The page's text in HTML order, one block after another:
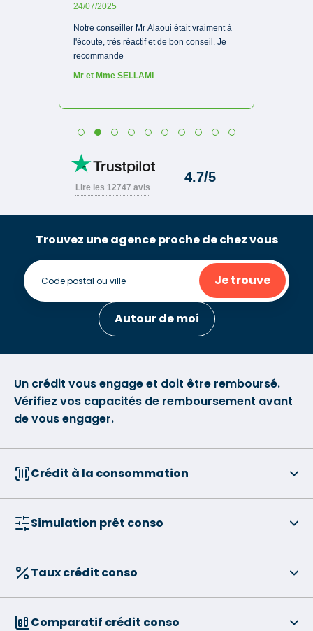
Trouvez une agence proche de chez vous
Je trouve
Autour de moi
Un crédit vous engage et doit être remboursé.
Vérifiez vos capacités de remboursement avant
de vous engager.
Crédit à la consommation
Simulation prêt conso
Taux crédit conso
Comparatif crédit conso